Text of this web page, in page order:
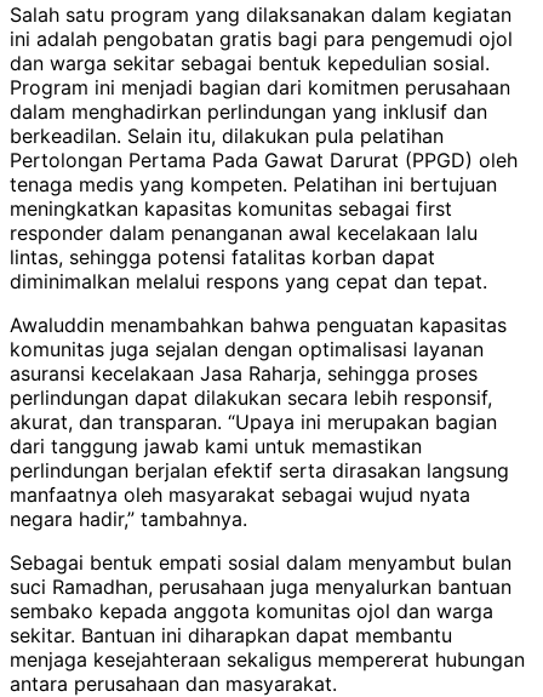
Salah satu program yang dilaksanakan dalam kegiatan
ini adalah pengobatan gratis bagi para pengemudi ojol
dan warga sekitar sebagai bentuk kepedulian sosial.
Program ini menjadi bagian dari komitmen perusahaan
dalam menghadirkan perlindungan yang inklusif dan
berkeadilan. Selain itu, dilakukan pula pelatihan
Pertolongan Pertama Pada Gawat Darurat (PPGD) oleh
tenaga medis yang kompeten. Pelatihan ini bertujuan
meningkatkan kapasitas komunitas sebagai first
responder dalam penanganan awal kecelakaan lalu
lintas, sehingga potensi fatalitas korban dapat
diminimalkan melalui respons yang cepat dan tepat.
Awaluddin menambahkan bahwa penguatan kapasitas
komunitas juga sejalan dengan optimalisasi layanan
asuransi kecelakaan Jasa Raharja, sehingga proses
perlindungan dapat dilakukan secara lebih responsif,
akurat, dan transparan. “Upaya ini merupakan bagian
dari tanggung jawab kami untuk memastikan
perlindungan berjalan efektif serta dirasakan langsung
manfaatnya oleh masyarakat sebagai wujud nyata
negara hadir,” tambahnya.
Sebagai bentuk empati sosial dalam menyambut bulan
suci Ramadhan, perusahaan juga menyalurkan bantuan
sembako kepada anggota komunitas ojol dan warga
sekitar. Bantuan ini diharapkan dapat membantu
menjaga kesejahteraan sekaligus mempererat hubungan
antara perusahaan dan masyarakat.